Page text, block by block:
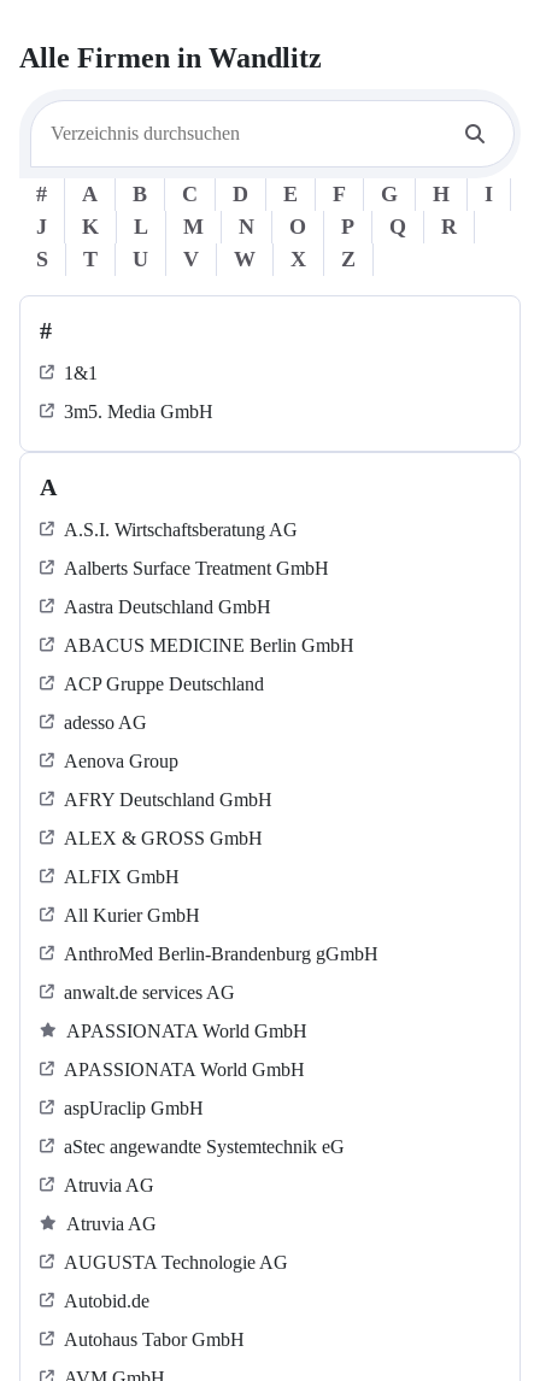
Alle Firmen in Wandlitz
# A B C D E F G H
I
J
K L M N O P Q
R
S
T U V W X Z
#
1&1
3m5. Media GmbH
A
A.S.I. Wirtschaftsberatung AG
Aalberts Surface Treatment GmbH
Aastra Deutschland GmbH
ABACUS MEDICINE Berlin GmbH
ACP Gruppe Deutschland
adesso AG
Aenova Group
AFRY Deutschland GmbH
ALEX & GROSS GmbH
ALFIX GmbH
All Kurier GmbH
AnthroMed Berlin-Brandenburg gGmbH
anwalt.de services AG
APASSIONATA World GmbH
APASSIONATA World GmbH
aspUraclip GmbH
aStec angewandte Systemtechnik eG
Atruvia AG
Atruvia AG
AUGUSTA Technologie AG
Autobid.de
Autohaus Tabor GmbH